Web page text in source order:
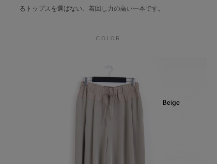
るトップスを選ばない、着回し力の高い一本です。
COLOR